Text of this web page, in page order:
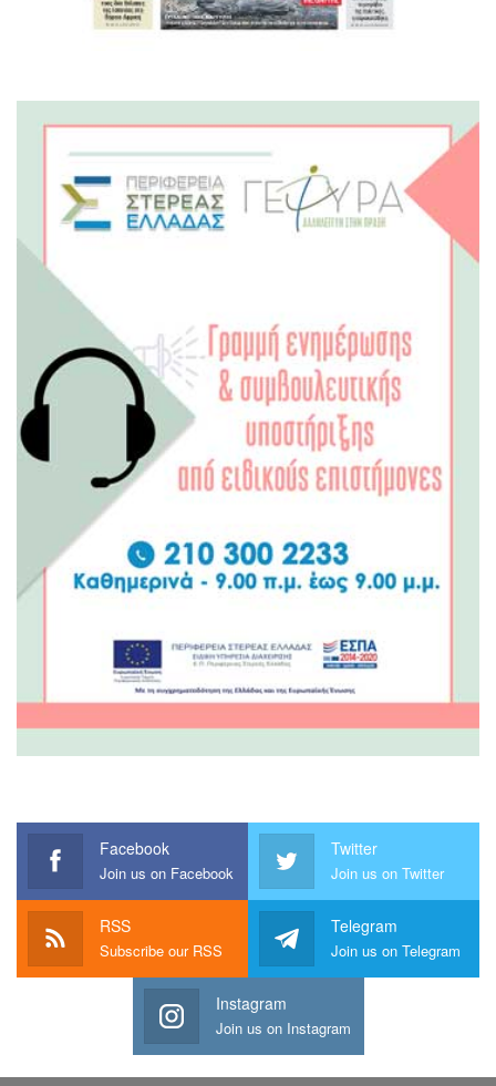
Facebook
Join us on Facebook
Twitter
Join us on Twitter
RSS
Subscribe our RSS
Telegram
Join us on Telegram
Instagram
Join us on Instagram